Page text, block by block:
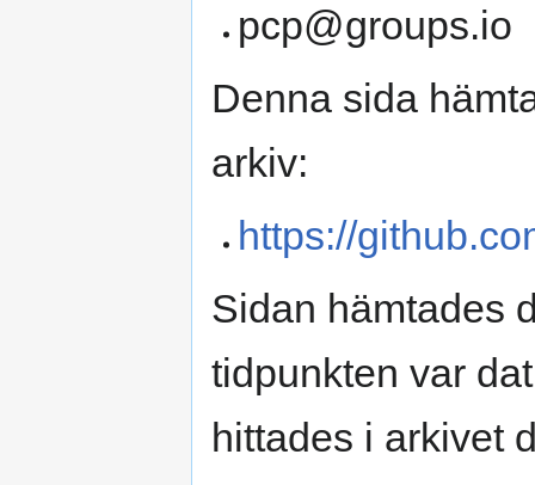
pcp@groups.io
Denna sida
arkiv:
https://
Sidan hämtades
tidpunkten var
hittades i arkivet